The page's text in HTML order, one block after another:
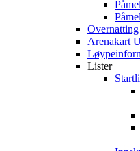
Overnatting
Arenakart
Lister